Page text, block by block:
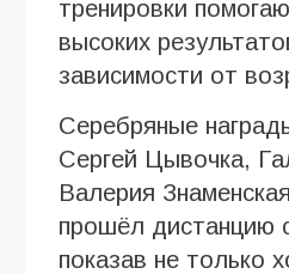
тренировки
высоких
зависимости от
Серебряные
Сергей Цывочка,
Валерия
прошёл дистанцию
показав не только